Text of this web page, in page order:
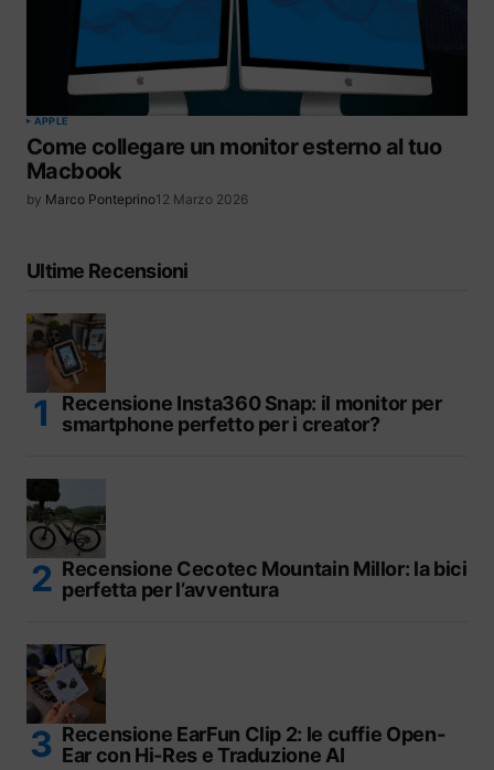
APPLE
Come collegare un monitor esterno al tuo
Macbook
by Marco Ponteprino12 Marzo 2026
Ultime Recensioni
Recensione Insta360 Snap: il monitor per
smartphone perfetto per i creator?
Recensione Cecotec Mountain Millor: la bici
perfetta per l’avventura
Recensione EarFun Clip 2: le cuffie Open-
Ear con Hi-Res e Traduzione AI